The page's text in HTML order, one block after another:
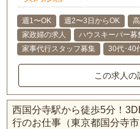
週1〜OK 週2〜3日からOK
家政婦の求人
ハウスキーパー募
家事代行スタッフ募集
30代･40
この求人の
西国分寺駅から徒歩5分！
行のお仕事（東京都国分寺市